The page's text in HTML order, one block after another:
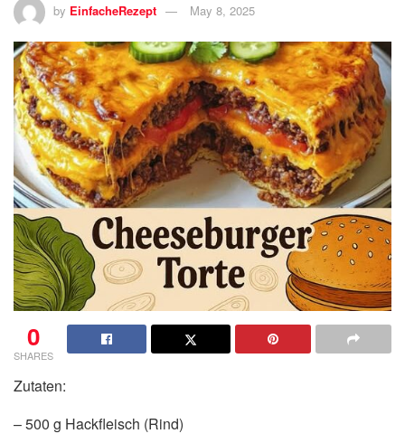
by EinfacheRezept May 8, 2025
0
SHARES
Zutaten:
– 500 g Hackfleisch (Rind)